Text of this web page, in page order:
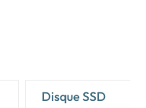
Disque SSD